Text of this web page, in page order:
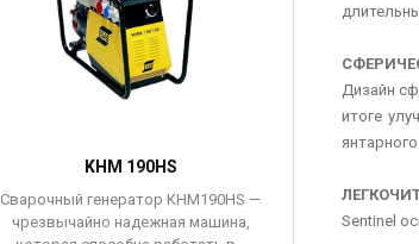
Дизайн
итоге
Sentinel
KHM 190HS
Сварочный генератор KHM190HS —
чрезвычайно надежная машина,
Это
для